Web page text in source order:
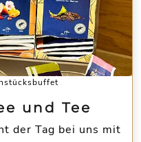
und Tee
der Tag bei uns mit